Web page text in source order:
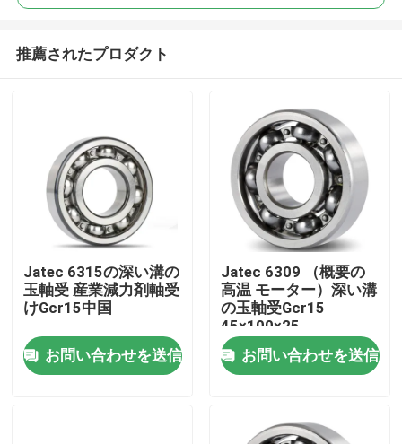
推薦されたプロダクト
Jatec 6315の深い溝の
玉軸受 産業減力剤軸受
けGcr15中国
お問い合わせを送信
Jatec 6309 （概要の
高温 モーター）深い溝
の玉軸受Gcr15
45×100×25
お問い合わせを送信